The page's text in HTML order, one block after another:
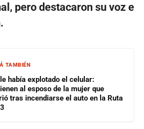
pero destacaron su voz e
TAMBIÉN
había explotado el celular:
al esposo de la mujer que
tras incendiarse el auto en la Ruta